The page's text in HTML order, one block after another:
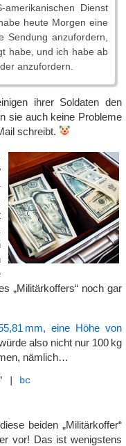
Dienst
heute Morgen eine
Sendung anzufordern,
habe, und ich habe ab
anzufordern.
ihrer Soldaten den
sie auch keine Probleme
schreibt.
„Militärkoffers“ noch gar
mm, eine Höhe von
also nicht nur 100 kg
nämlich…
|
bc
beiden „Militärkoffer“
vor! Das ist wenigstens